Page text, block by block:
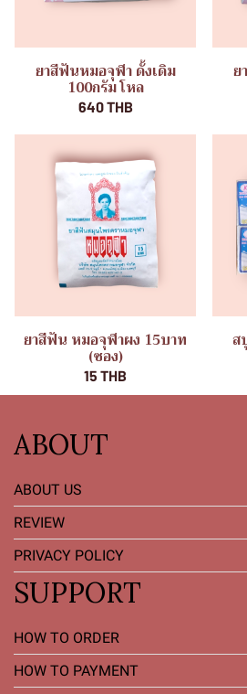
ยาสีฟันหมอจุฬา ดั้งเดิม
100กรัม โหล
640 THB
ย
ยาสีฟัน หมอจุฬาผง 15บาท
(ซอง)
15 THB
ส
ABOUT
ABOUT US
REVIEW
PRIVACY POLICY
SUPPORT
HOW TO ORDER
HOW TO PAYMENT